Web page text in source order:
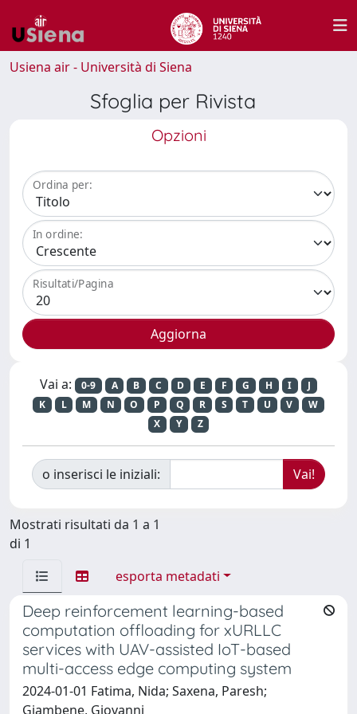
Usiena air - Università di Siena
Sfoglia per Rivista
Opzioni
Ordina per:
In ordine:
Risultati/Pagina
Vai a: 0-9 A B C D E F G H I
J
K
L M N O P Q R S T U V
W
X
Y Z
o inserisci le iniziali:
Mostrati risultati da 1 a 1
di 1
esporta metadati
Deep reinforcement learning-based
computation offloading for xURLLC
services with UAV-assisted IoT-based
multi-access edge computing system
2024-01-01 Fatima, Nida; Saxena, Paresh;
Giambene, Giovanni